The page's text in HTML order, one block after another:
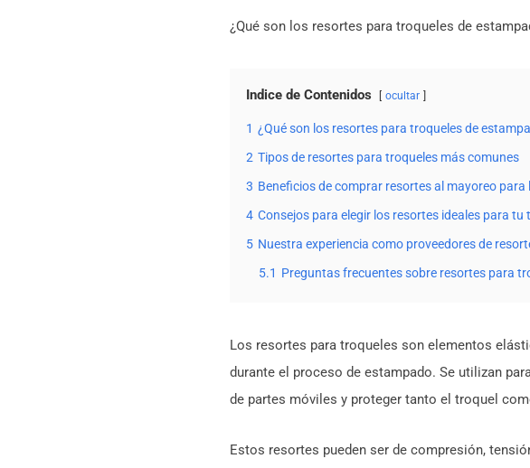
¿Qué son los resortes para troqueles de
Indice de Contenidos ocultar
1 ¿Qué son los resortes para troqueles de
2 Tipos de resortes para troqueles más comunes
3 Beneficios de comprar resortes al mayoreo para
4 Consejos para elegir los resortes ideales para tu
5 Nuestra experiencia como proveedores de
5.1 Preguntas frecuentes sobre resortes para
Los resortes para troqueles son elementos
durante el proceso de estampado. Se utilizan
de partes móviles y proteger tanto el troquel
Estos resortes pueden ser de compresión,